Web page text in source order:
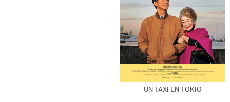
UN TAXI EN TOKIO